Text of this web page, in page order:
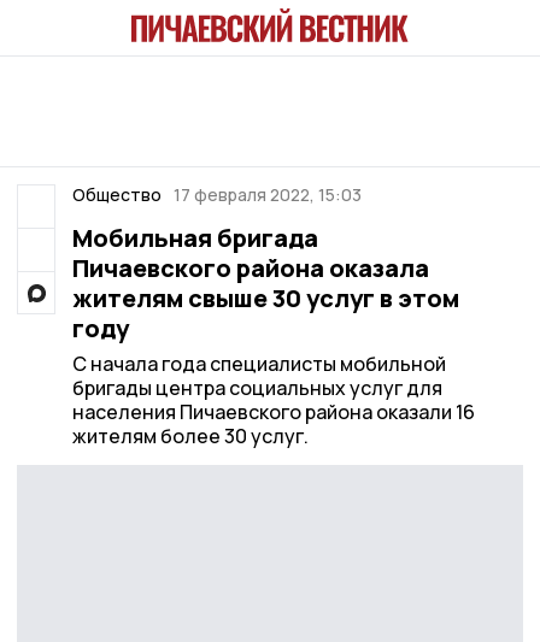
Общество 17 февраля 2022, 15:03
Мобильная бригада
Пичаевского района оказала
жителям свыше 30 услуг в этом
году
С начала года специалисты мобильной
бригады центра социальных услуг для
населения Пичаевского района оказали 16
жителям более 30 услуг.